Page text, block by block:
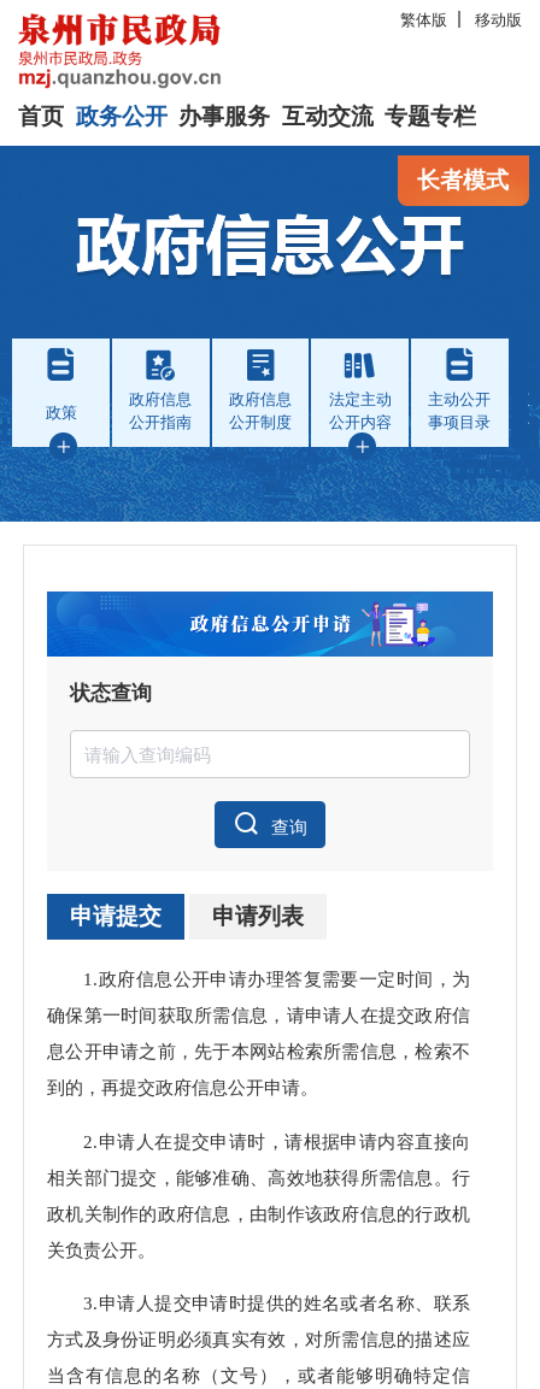
繁体版 移动版
首页 政务公开 办事服务 互动交流 专题专栏
长者模式
政策
政府信息
公开指南
政府信息
公开制度
法定主动
公开内容
主动公开
事项目录
状态查询
查询
申请提交 申请列表
1.政府信息公开申请办理答复需要一定时间，为
确保第一时间获取所需信息，请申请人在提交政府信
息公开申请之前，先于本网站检索所需信息，检索不
到的，再提交政府信息公开申请。
2.申请人在提交申请时，请根据申请内容直接向
相关部门提交，能够准确、高效地获得所需信息。行
政机关制作的政府信息，由制作该政府信息的行政机
关负责公开。
3.申请人提交申请时提供的姓名或者名称、联系
方式及身份证明必须真实有效，对所需信息的描述应
当含有信息的名称（文号），或者能够明确特定信